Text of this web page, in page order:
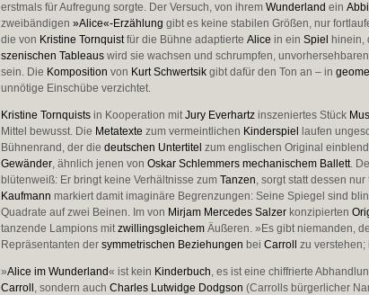
erstmals für Aufregung sorgte. Der Versuch, von ihrem Wunderland ein
zweibändigen »Alice«-Erzählung gibt es keine stabilen Größen, nur
die von Kristine Tornquistfür die Bühne adaptierte Alice in ein Spiel hinein,
szenischen Tableauswird sie wachsen und schrumpfen, unvorhersehbaren
sein. Die Komposition von Kurt Schwertsikgibt dafür den Ton an – in
unnötige Einschübe verzichtet.
Kristine Tornquistsin Kooperation mitJury Everhartzinszeniertes Stück
Mittel bewusst. Die Metatexte zum vermeintlichen Kinderspiel laufen
Bühnenrand, der die deutschen Untertitel zum englischen Original
Gewänder, ähnlich jenen von Oskar Schlemmers mechanischem Ballett.
blütenweiß: Er bringt keine Verhältnisse zum Tanzen, sorgt statt dessen nur
Kaufmann markiert damit imaginäre Begrenzungen: Seine Spiegel sind
Quadrate auf zwei Beinen. Im von Mirjam Mercedes Salzerkonzipierten
tanzende Lampions mitzwillingsgleichemÄußeren. »Es gibt niemanden,
Repräsentanten der symmetrischen Beziehungen bei Carroll zu verstehen;
»Alice im Wunderland« ist kein Kinderbuch, es ist eine chiffrierte
Carroll , sondern auch Charles Lutwidge Dodgson (Carrolls bürgerlicher